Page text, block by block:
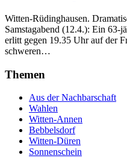
Witten-Rüdinghausen.
Samstagabend (12.4.): Ein 63-
erlitt gegen 19.35 Uhr auf der
schweren…
Themen
Aus der Nachbarschaft
Wahlen
Witten-Annen
Bebbelsdorf
Witten-Düren
Sonnenschein